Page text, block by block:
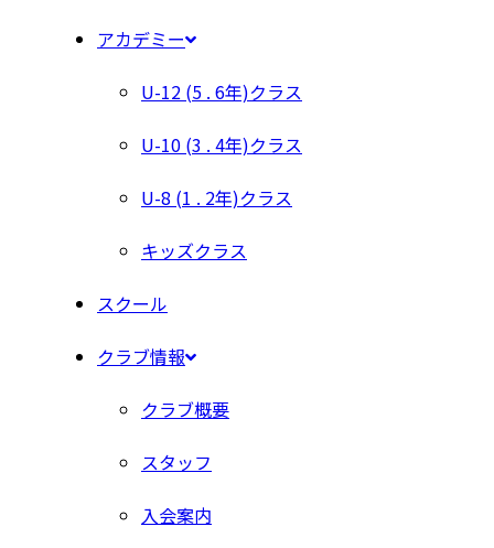
アカデミー
U-12 (5 . 6年)クラス
U-10 (3 . 4年)クラス
U-8 (1 . 2年)クラス
キッズクラス
スクール
クラブ情報
クラブ概要
スタッフ
入会案内